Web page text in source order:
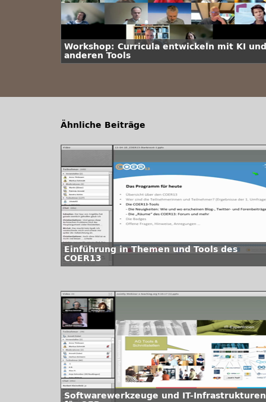
Workshop: Curricula entwickeln mit KI und
anderen Tools
Ähnliche Beiträge
Einführung in Themen und Tools des
COER13
Softwarewerkzeuge und IT-Infrastrukturen